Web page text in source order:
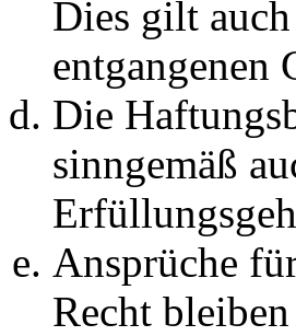
Dies gilt
entgangenen
Die
sinngemäß
Ansprüche
Recht